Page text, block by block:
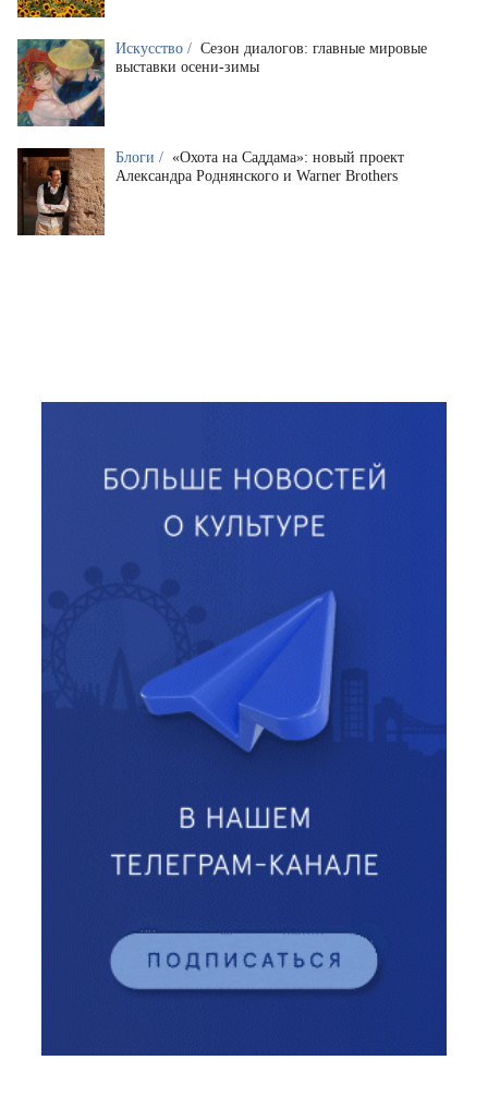
Искусство / Сезон диалогов: главные мировые
выставки осени-зимы
Блоги / «Охота на Саддама»: новый проект
Александра Роднянского и Warner Brothers